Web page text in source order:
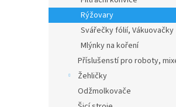
Rýžovary
Svářečky fólií, Vákuovačky
Mlýnky na koření
Příslušenstí pro roboty,
Žehličky
Odžmolkovače